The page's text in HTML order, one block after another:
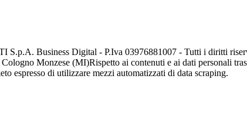
S.p.A. Business Digital - P.Iva 03976881007 - Tutti i diritti
Monzese (MI)Rispetto ai contenuti e ai dati personali
espresso di utilizzare mezzi automatizzati di data scraping.